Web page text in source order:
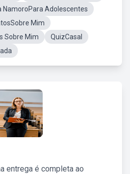
NamoroPara Adolescentes
Mim
Sobre Mim
QuizCasal
entrega é completa ao